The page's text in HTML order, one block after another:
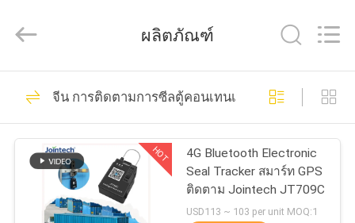
บ้าน
สินค้า
แสดง
Technology
Rights
กุญแจติดตาม GPS
210
ผลิตภัณฑ์
จีน การติดตามการซีลตู้คอนเทนเนอร์
HOT
4G Bluetooth Electronic
Seal Tracker สมาร์ท GPS
ติดตาม Jointech JT709C
USD113 ~ 103 per unit MOQ:1